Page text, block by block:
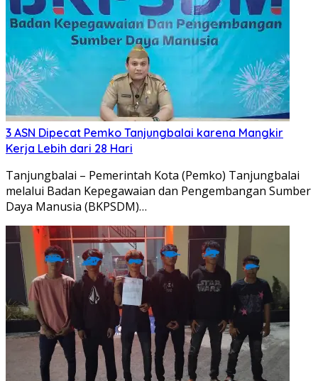
3 ASN Dipecat Pemko Tanjungbalai karena Mangkir
Kerja Lebih dari 28 Hari
Tanjungbalai – Pemerintah Kota (Pemko) Tanjungbalai
melalui Badan Kepegawaian dan Pengembangan Sumber
Daya Manusia (BKPSDM)…